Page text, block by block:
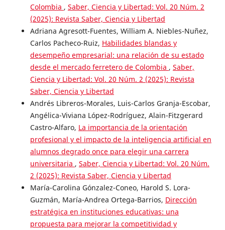
Colombia , Saber, Ciencia y Libertad: Vol. 20 Núm. 2
(2025): Revista Saber, Ciencia y Libertad
Adriana Agresott-Fuentes, William A. Niebles-Nuñez,
Carlos Pacheco-Ruiz, Habilidades blandas y
desempeño empresarial: una relación de su estado
desde el mercado ferretero de Colombia , Saber,
Ciencia y Libertad: Vol. 20 Núm. 2 (2025): Revista
Saber, Ciencia y Libertad
Andrés Libreros-Morales, Luis-Carlos Granja-Escobar,
Angélica-Viviana López-Rodríguez, Alain-Fitzgerard
Castro-Alfaro, La importancia de la orientación
profesional y el impacto de la inteligencia artificial en
alumnos degrado once para elegir una carrera
universitaria , Saber, Ciencia y Libertad: Vol. 20 Núm.
2 (2025): Revista Saber, Ciencia y Libertad
María-Carolina Gónzalez-Coneo, Harold S. Lora-
Guzmán, María-Andrea Ortega-Barrios, Dirección
estratégica en instituciones educativas: una
propuesta para mejorar la competitividad y